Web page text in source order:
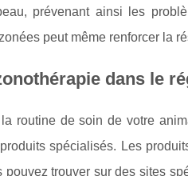
prévenant ainsi les
peut même renforcer la
dans le
la routine de soin de votre
spécialisés. Les
trouver sur des sites